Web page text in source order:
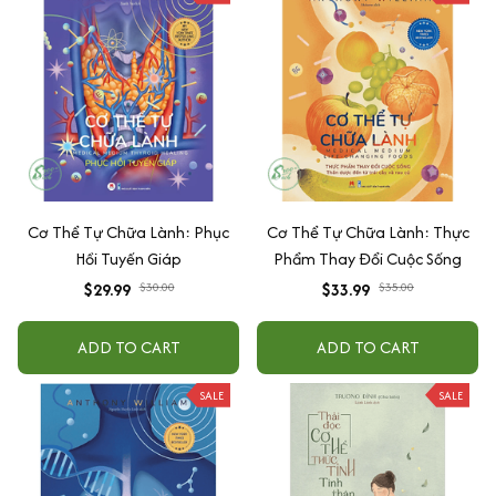
Cơ Thể Tự Chữa Lành: Phục
Hồi Tuyến Giáp
$29.99 $30.00
ADD TO CART
Cơ Thể Tự Chữa Lành: Thực
Phẩm Thay Đổi Cuộc Sống
$33.99 $35.00
ADD TO CART
SALE SALE